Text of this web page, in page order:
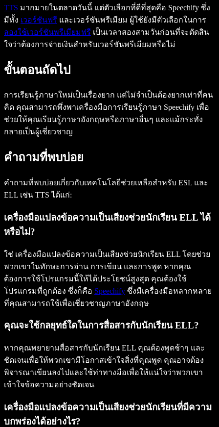
TTS มากมายในตลาดวันนี้ แต่ตัวเลือกที่ดีที่สุดคือ Speechify ซึ่ง
มีทั้ง เวอร์ชันฟรี และเวอร์ชันพรีเมียม ผู้ใช้ยังมีตัวเลือกในการ
ลองใช้เวอร์ชันพรีเมียมฟรี เป็นเวลาสองสามวันก่อนที่จะตัดสิน
ใจว่าต้องการจ่ายเงินสำหรับเวอร์ชันพรีเมียมหรือไม่
ขั้นตอนถัดไป
การเรียนรู้ภาษาใหม่เป็นเรื่องยาก แต่ไม่จำเป็นต้องยากเท่าที่คน
คิด คุณสามารถพึ่งพาเครื่องมือการเรียนรู้ภาษา Speechify เพื่อ
ช่วยให้คุณเรียนรู้ภาษาอังกฤษหรือภาษาอื่นๆ และแม้กระทั่ง
กลายเป็นผู้เชี่ยวชาญ
คำถามที่พบบ่อย
คำถามที่พบบ่อยเกี่ยวกับเทคโนโลยีช่วยเหลือสำหรับ ESL และ
ELL เช่น TTS ได้แก่:
เครื่องมือแปลงข้อความเป็นเสียงช่วยนักเรียน ELL ได้
หรือไม่?
ใช่ เครื่องมือแปลงข้อความเป็นเสียงช่วยนักเรียน ELL โดยช่วย
พวกเขาในทักษะการอ่าน การเขียน และการพูด หากคุณ
ต้องการใช้โปรแกรมนี้ให้ได้ประโยชน์สูงสุด คุณต้องใช้
โปรแกรมที่ถูกต้อง ซึ่งก็คือ Speechify ซึ่งมีเครื่องมือหลากหลาย
ที่คุณสามารถใช้เพื่อเชี่ยวชาญภาษาอังกฤษ
คุณจะใช้กลยุทธ์ใดในการสื่อสารกับนักเรียน ELL?
หากคุณพยายามสื่อสารกับนักเรียน ELL คุณต้องพูดช้าๆ และ
ชัดเจนเพื่อให้พวกเขามีโอกาสเข้าใจสิ่งที่คุณพูด คุณอาจต้อง
พิจารณาเขียนลงไปและใช้ท่าทางมือเพื่อให้แน่ใจว่าพวกเขา
เข้าใจข้อความอย่างชัดเจน
เครื่องมือแปลงข้อความเป็นเสียงช่วยนักเรียนที่มีความ
บกพร่องได้อย่างไร?